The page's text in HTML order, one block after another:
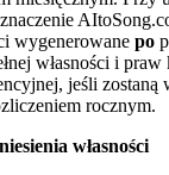
wygenerowane po
własności i
jeśli zostaną
rocznym.
własności